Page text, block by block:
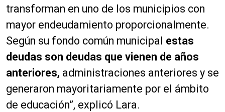
transforman en uno de los municipios con
mayor endeudamiento proporcionalmente.
Según su fondo común municipal estas
deudas son deudas que vienen de años
anteriores, administraciones anteriores y se
generaron mayoritariamente por el ámbito
de educación”, explicó Lara.